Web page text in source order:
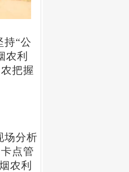
持“公
农利
把握
场分析
点管
农利